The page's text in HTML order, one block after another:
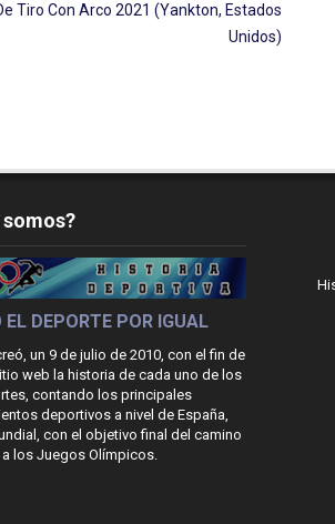
Tiro Con Arco 2021 (Yankton, Estados
Unidos)
somos?
EL DEPORTE POR IGUAL
un 9 de julio de 2010, con el fin de
web la historia de cada uno de los
contando los principales
deportivos a nivel de España,
con el objetivo final del camino
a los Juegos Olímpicos.